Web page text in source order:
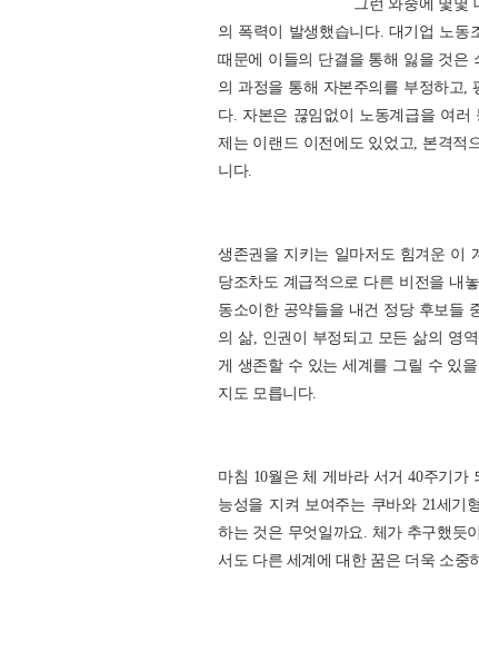
의 폭력이 발생했습니다. 대기업 노동
때문에 이들의 단결을 통해 잃을 것은
의 과정을 통해 자본주의를 부정하고,
다. 자본은 끊임없이 노동계급을 여
제는 이랜드 이전에도 있었고, 본격적
니다.
생존권을 지키는 일마저도 힘겨운 이
당조차도 계급적으로 다른 비전을 내
동소이한 공약들을 내건 정당 후보들
의 삶, 인권이 부정되고 모든 삶의 영
게 생존할 수 있는 세계를 그릴 수 있
지도 모릅니다.
마침 10월은 체 게바라 서거 40주기
능성을 지켜 보여주는 쿠바와 21세기
하는 것은 무엇일까요. 체가 추구했듯
서도 다른 세계에 대한 꿈은 더욱 소중